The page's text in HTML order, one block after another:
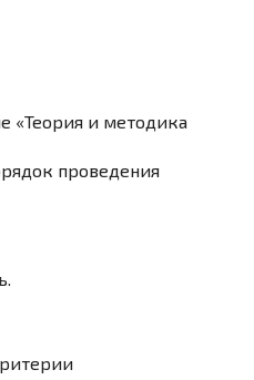
«Теория и методика
проведения